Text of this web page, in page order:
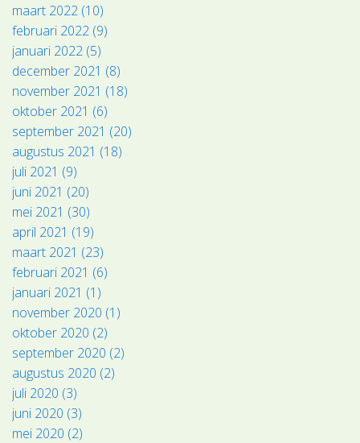
maart 2022 (10)
februari 2022 (9)
januari 2022 (5)
december 2021 (8)
november 2021 (18)
oktober 2021 (6)
september 2021 (20)
augustus 2021 (18)
juli 2021 (9)
juni 2021 (20)
mei 2021 (30)
april 2021 (19)
maart 2021 (23)
februari 2021 (6)
januari 2021 (1)
november 2020 (1)
oktober 2020 (2)
september 2020 (2)
augustus 2020 (2)
juli 2020 (3)
juni 2020 (3)
mei 2020 (2)